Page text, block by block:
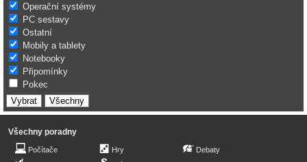
Operační systémy
PC sestavy
Ostatní
Mobily a tablety
Notebooky
Připomínky
Pokec
Všechny poradny
Počítače
Hry
Debaty